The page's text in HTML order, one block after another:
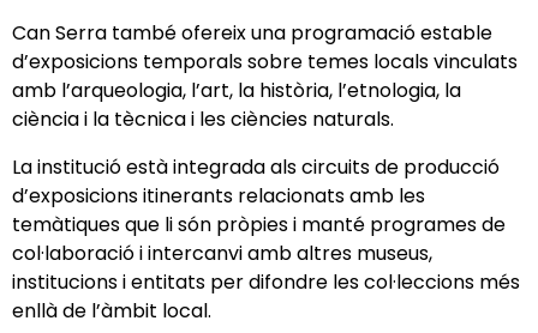
Can Serra també ofereix una programació estable
d’exposicions temporals sobre temes locals vinculats
amb l’arqueologia, l’art, la història, l’etnologia, la
ciència i la tècnica i les ciències naturals.
La institució està integrada als circuits de producció
d’exposicions itinerants relacionats amb les
temàtiques que li són pròpies i manté programes de
col·laboració i intercanvi amb altres museus,
institucions i entitats per difondre les col·leccions més
enllà de l’àmbit local.